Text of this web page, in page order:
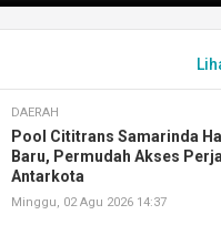
DAERAH
Pool Cititrans Samarinda
Baru, Permudah Akses
Antarkota
Minggu, 02 Agu 2026 14:37